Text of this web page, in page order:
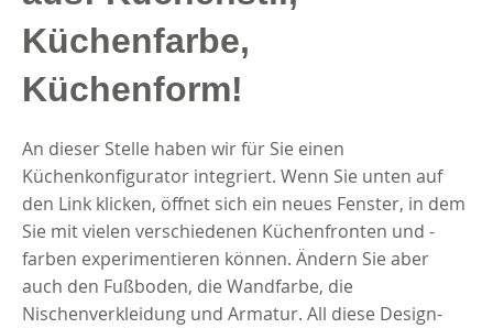
Küchenfarbe,
Küchenform!
An dieser Stelle haben wir für Sie einen
Küchenkonfigurator integriert. Wenn Sie unten auf
den Link klicken, öffnet sich ein neues Fenster, in dem
Sie mit vielen verschiedenen Küchenfronten und -
farben experimentieren können. Ändern Sie aber
auch den Fußboden, die Wandfarbe, die
Nischenverkleidung und Armatur. All diese Design-